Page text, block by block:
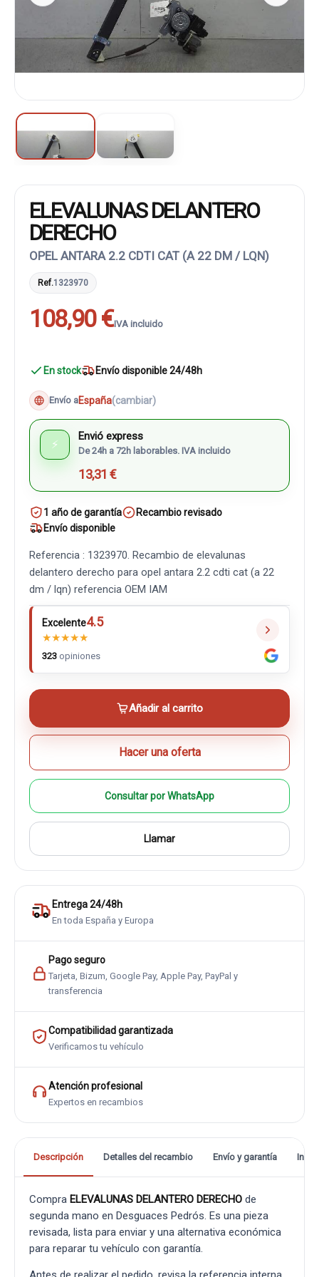
ELEVALUNAS DELANTERO
DERECHO
OPEL ANTARA 2.2 CDTI CAT (A 22 DM / LQN)
Ref.1323970
108,90 €IVA incluido
En stock Envío disponible 24/48h
Envío aEspaña(cambiar)
⚡
Envió express
De 24h a 72h laborables. IVA incluido
13,31 €
1 año de garantía
Recambio revisado
Envío disponible
Referencia : 1323970. Recambio de elevalunas
delantero derecho para opel antara 2.2 cdti cat (a 22
dm / lqn) referencia OEM IAM
Excelente4.5
★★★★★
323 opiniones
Añadir al carrito
Hacer una oferta
Consultar por WhatsApp
Llamar
Entrega 24/48h
En toda España y Europa
Pago seguro
Tarjeta, Bizum, Google Pay, Apple Pay, PayPal y
transferencia
Compatibilidad garantizada
Verificamos tu vehículo
Atención profesional
Expertos en recambios
Descripción Detalles del recambio Envío y garantía
Compra ELEVALUNAS DELANTERO DERECHO de
segunda mano en Desguaces Pedrós. Es una pieza
revisada, lista para enviar y una alternativa económica
para reparar tu vehículo con garantía.